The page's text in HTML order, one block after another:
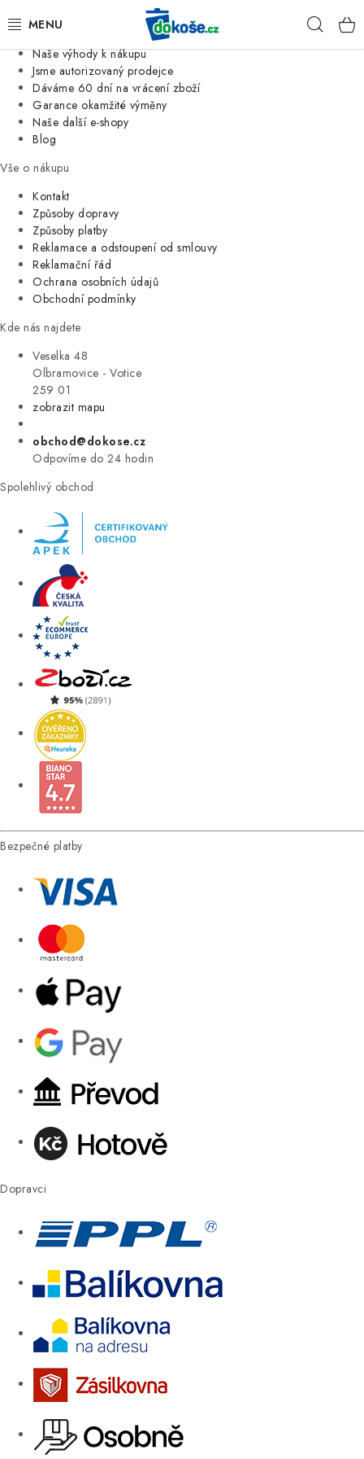
Jsme tradiční česká firma
Naše výhody k nákupu
Jsme autorizovaný prodejce
Dáváme 60 dní na vrácení zboží
Garance okamžité výměny
Naše další e-shopy
Blog
Vše o nákupu
Kontakt
Způsoby dopravy
Způsoby platby
Reklamace a odstoupení od smlouvy
Reklamační řád
Ochrana osobních údajů
Obchodní podmínky
Kde nás najdete
Veselka 48
Olbramovice - Votice
259 01
zobrazit mapu
obchod@dokose.cz
Odpovíme do 24 hodin
Spolehlivý obchod
Bezpečné platby
Dopravci
KOŠE
SÁČKY
KUCHYNĚ
ORGANIZACE
DOMÁCNOST
ÚKLID
VÝPRODEJ
ZNAČKY
Úvod Kontakt Blog
Moje objednávka